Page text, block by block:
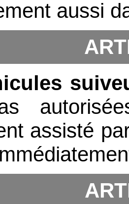
aussi
assisté